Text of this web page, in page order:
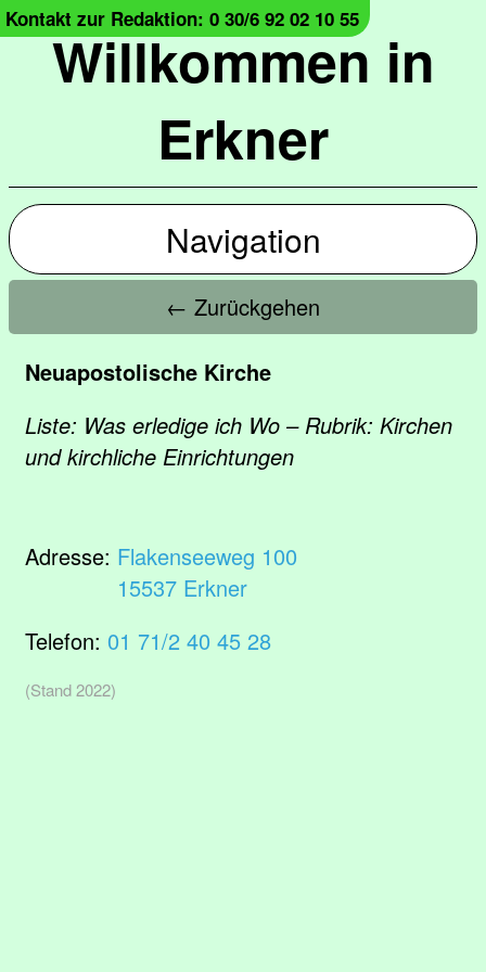
Willkommen in
Erkner
Kontakt zur Redaktion: 0 30/6 92 02 10 55
Navigation
← Zurückgehen
Neuapostolische Kirche
Liste: Was erledige ich Wo – Rubrik: Kirchen
und kirchliche Einrichtungen
Adresse: Flakenseeweg 100
15537 Erkner
Telefon: 01 71/2 40 45 28
(Stand 2022)